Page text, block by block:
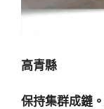
高青縣
保持集群成鏈。